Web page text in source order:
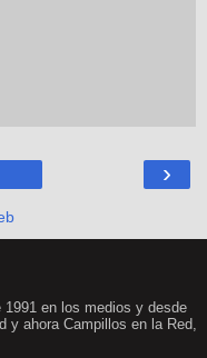
›
1991 en los medios y desde
y ahora Campillos en la Red,